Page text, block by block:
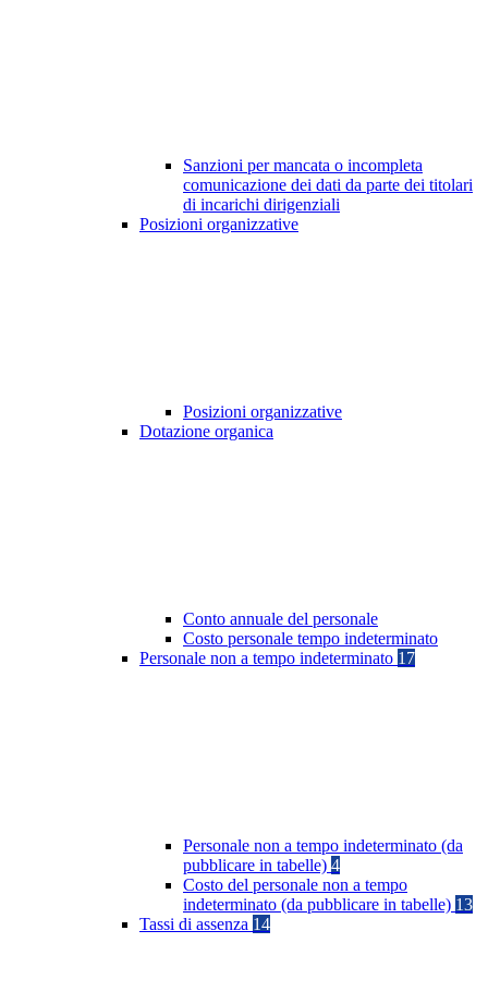
Sanzioni per mancata o incompleta
comunicazione dei dati da parte dei titolari
di incarichi dirigenziali
Posizioni organizzative
Posizioni organizzative
Dotazione organica
Conto annuale del personale
Costo personale tempo indeterminato
Personale non a tempo indeterminato 17
Personale non a tempo indeterminato (da
pubblicare in tabelle) 4
Costo del personale non a tempo
indeterminato (da pubblicare in tabelle) 13
Tassi di assenza 14